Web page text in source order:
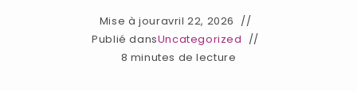
Mise à jouravril 22, 2026
Publié dansUncategorized
8 minutes de lecture